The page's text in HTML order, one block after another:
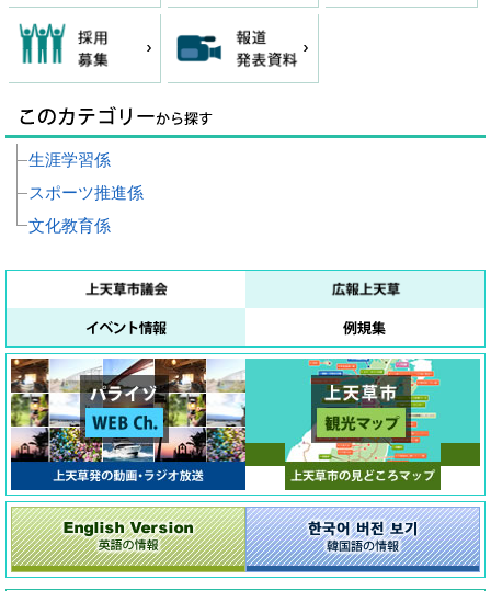
生涯学習係
スポーツ推進係
文化教育係